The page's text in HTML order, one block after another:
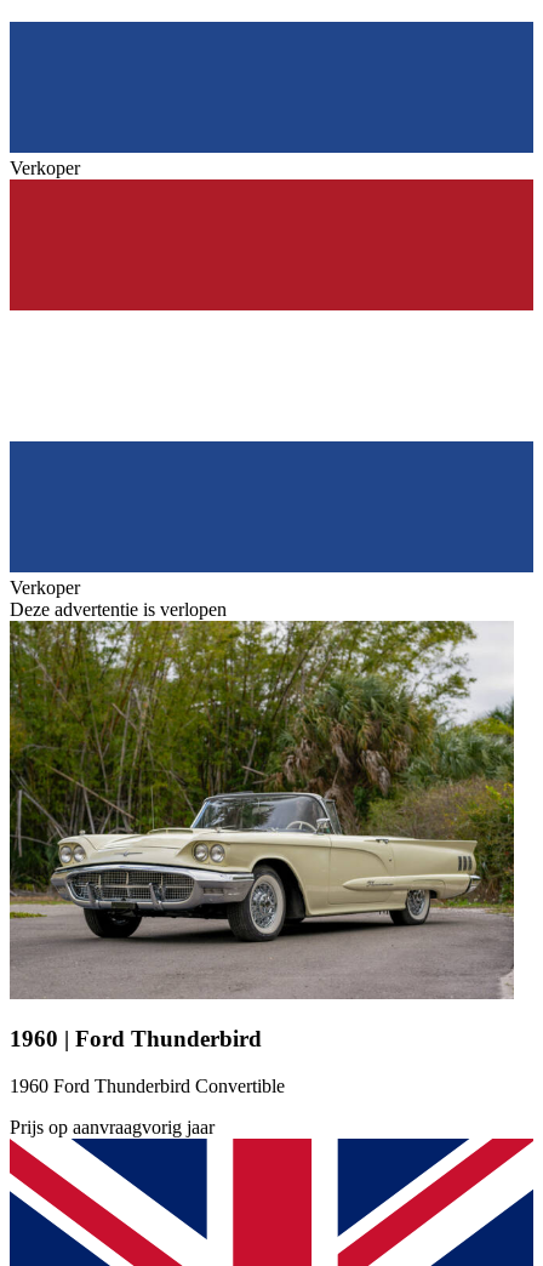
Verkoper
Verkoper
Deze advertentie is verlopen
1960 | Ford Thunderbird
1960 Ford Thunderbird Convertible
Prijs op aanvraagvorig jaar